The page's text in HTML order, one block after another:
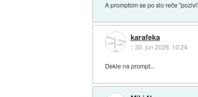
A promptom se po slo reče
karafeka
::30. jun 2026, 10:24
Dekle na prompt...